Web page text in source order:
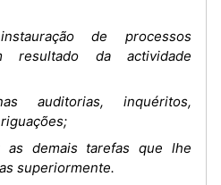
de processos
resultado da actividade
auditorias, inquéritos,
as demais tarefas que lhe
superiormente.